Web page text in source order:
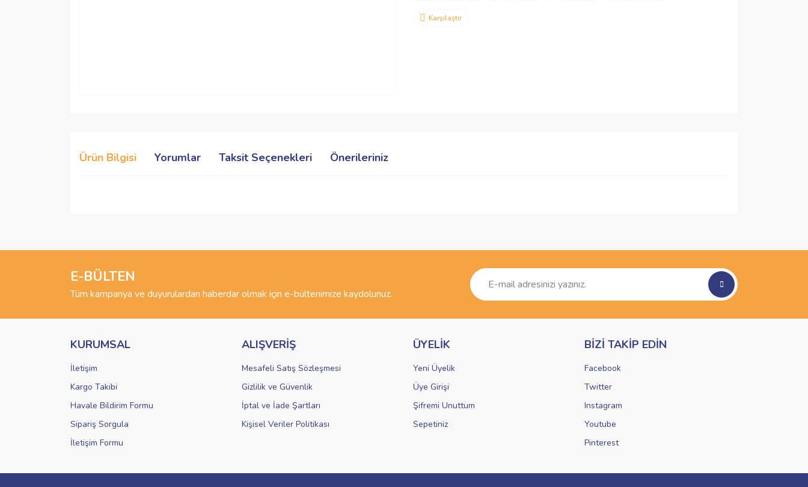
Karşılaştır
Ürün Bilgisi Yorumlar Taksit Seçenekleri Önerileriniz
Ürün resmi kalitesiz, bozuk veya görüntülenemiyor.
Bu ürüne benzer farklı alternatifler olmalı.
E-BÜLTEN
Tüm kampanya ve duyurulardan haberdar olmak için e-bültenimize kaydolunuz.
KURUMSAL
İletişim
Kargo Takibi
Havale Bildirim Formu
Sipariş Sorgula
İletişim Formu
ALIŞVERİŞ
Mesafeli Satış Sözleşmesi
Gizlilik ve Güvenlik
İptal ve İade Şartları
Kişisel Veriler Politikası
ÜYELİK
Yeni Üyelik
Üye Girişi
Şifremi Unuttum
Sepetiniz
BİZİ TAKİP EDİN
Facebook
Twitter
Instagram
Youtube
Pinterest